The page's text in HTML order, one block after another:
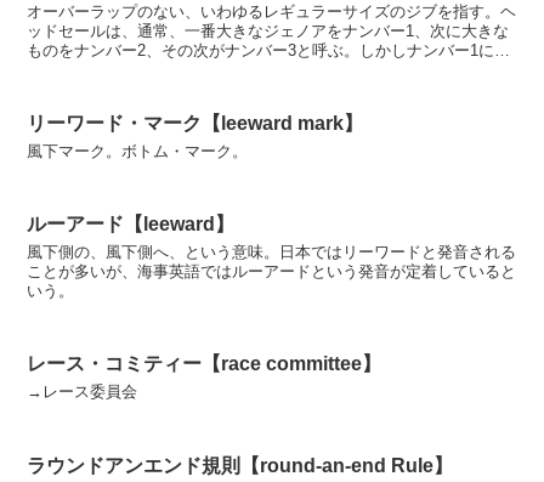
オーバーラップのない、いわゆるレギュラーサイズのジブを指す。ヘ
ッドセールは、通常、一番大きなジェノアをナンバー1、次に大きな
ものをナンバー2、その次がナンバー3と呼ぶ。しかしナンバー1に
リーワード・マーク【leeward mark】
風下マーク。ボトム・マーク。
ルーアード【leeward】
風下側の、風下側へ、という意味。日本ではリーワードと発音される
ことが多いが、海事英語ではルーアードという発音が定着していると
いう。
レース・コミティー【race committee】
→レース委員会
ラウンドアンエンド規則【round-an-end Rule】